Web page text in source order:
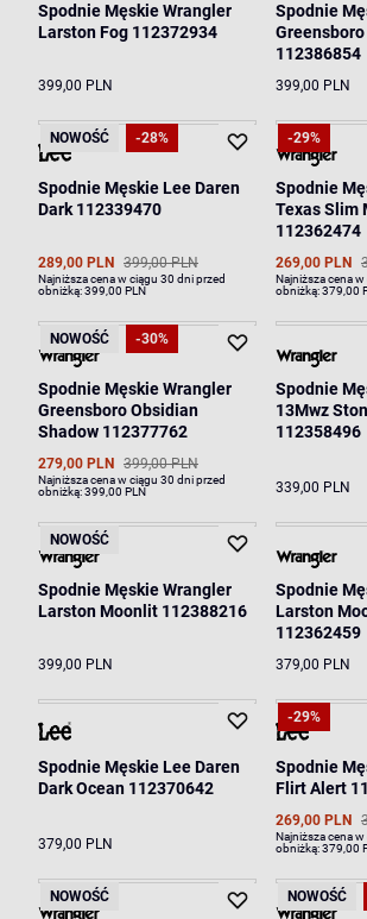
Spodnie Męskie Wrangler
Larston Fog 112372934
399,00 PLN
Spodnie
112386854
399,00 PLN
NOWOŚĆ -28%
Spodnie Męskie Lee Daren
Dark 112339470
289,00 PLN 399,00 PLN
Najniższa cena w ciągu 30 dni przed
obniżką:399,00 PLN
-29%
Spodnie
Texas Slim
112362474
269,00 PLN
Najniższa cena
obniżką:379,00
NOWOŚĆ -30%
Spodnie Męskie Wrangler
Greensboro Obsidian
Shadow 112377762
279,00 PLN 399,00 PLN
Najniższa cena w ciągu 30 dni przed
obniżką:399,00 PLN
Spodnie
13Mwz
112358496
339,00 PLN
NOWOŚĆ
Spodnie Męskie Wrangler
Larston Moonlit 112388216
399,00 PLN
Spodnie
Larston
112362459
379,00 PLN
Spodnie Męskie Lee Daren
Dark Ocean 112370642
379,00 PLN
-29%
Spodnie
Flirt Alert
269,00 PLN
Najniższa cena
obniżką:379,00
NOWOŚĆ NOWOŚĆ